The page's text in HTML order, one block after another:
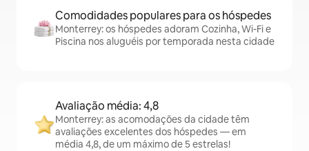
Comodidades populares para os hóspedes
Monterrey: os hóspedes adoram Cozinha, Wi-Fi e
Piscina nos aluguéis por temporada nesta cidade
Avaliação média: 4,8
Monterrey: as acomodações da cidade têm
avaliações excelentes dos hóspedes — em
média 4,8, de um máximo de 5 estrelas!